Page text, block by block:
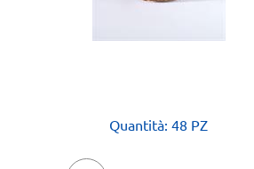
Quantità: 48 PZ